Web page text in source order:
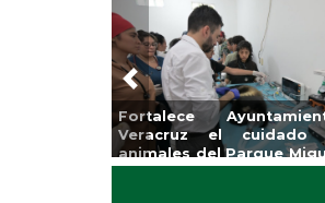
Fortalece
Veracruz el
animales del Parque
Previous